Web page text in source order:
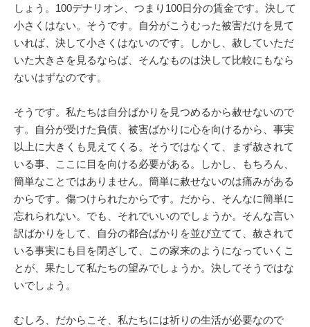
しょう。100デナリオン、つまり100日分の賃金です。決して
小さくはない。そうです。自分がこうむった被害だけを見て
いれば、決して小さくはないのです。しかし、赦していただ
いた大きさを見るならば、そんなものは決して比較にもなら
ないはずなのです。
そうです。私たちは自分ばかりを見つめるから赦せないので
す。自分が受けた負債、被害ばかりに心を向けるから、事実
以上に大きくも見えてくる。そうではなくて、まず赦されて
いる事、ここに目を向ける必要がある。しかし、もちろん、
簡単なことではありません。簡単に赦せないのは痛みがある
からです。傷つけられたからです。だから、そんなに簡単に
忘れられない。でも、それでいいのでしょうか。そんな言い
訳ばかりをして、自分の都合ばかりを並び立てて、赦されて
いる事実にも目を閉ざして、この家来のようになっていくこ
とが、果たして私たちの望みでしょうか。決してそうではな
いでしょう。
むしろ、だからこそ、私たちには祈りの生活が必要なので